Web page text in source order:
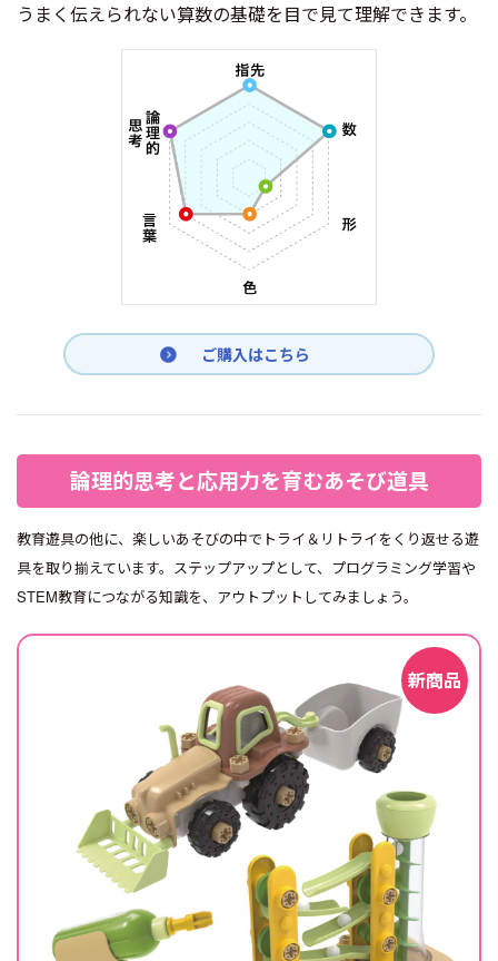
うまく伝えられない算数の基礎を目で見て理解できます。
ご購入はこちら
論理的思考と応用力を育むあそび道具
教育遊具の他に、楽しいあそびの中でトライ＆リトライをくり返せる遊
具を取り揃えています。ステップアップとして、プログラミング学習や
STEM教育につながる知識を、アウトプットしてみましょう。
新商品